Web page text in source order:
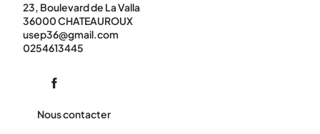
23, Boulevard de La Valla
36000 CHATEAUROUX
usep36@gmail.com
0254613445
Nous contacter